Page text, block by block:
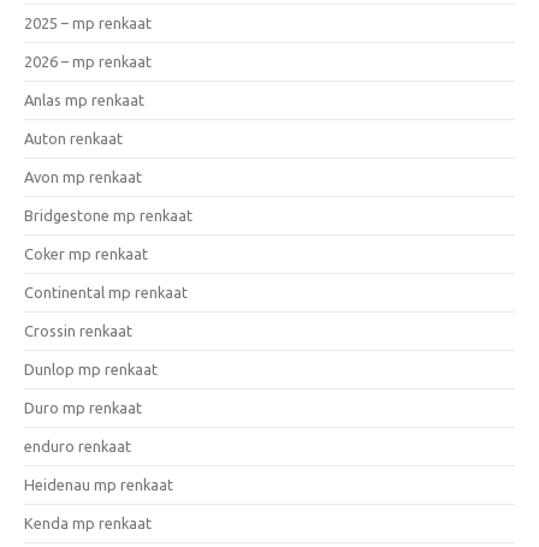
2025 – mp renkaat
2026 – mp renkaat
Anlas mp renkaat
Auton renkaat
Avon mp renkaat
Bridgestone mp renkaat
Coker mp renkaat
Continental mp renkaat
Crossin renkaat
Dunlop mp renkaat
Duro mp renkaat
enduro renkaat
Heidenau mp renkaat
Kenda mp renkaat